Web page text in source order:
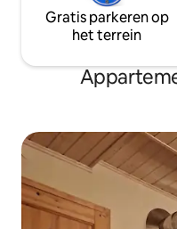
Gratis parkeren op
het terrein